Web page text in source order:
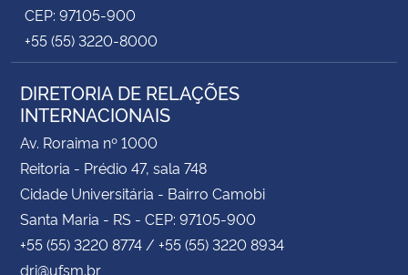
CEP: 97105-900
+55 (55) 3220-8000
DIRETORIA DE RELAÇÕES
INTERNACIONAIS
Av. Roraima nº 1000
Reitoria - Prédio 47, sala 748
Cidade Universitária - Bairro Camobi
Santa Maria - RS - CEP: 97105-900
+55 (55) 3220 8774 / +55 (55) 3220 8934
dri@ufsm.br